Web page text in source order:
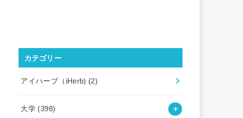
カテゴリー
アイハーブ（iHerb) (2)
大学 (398)